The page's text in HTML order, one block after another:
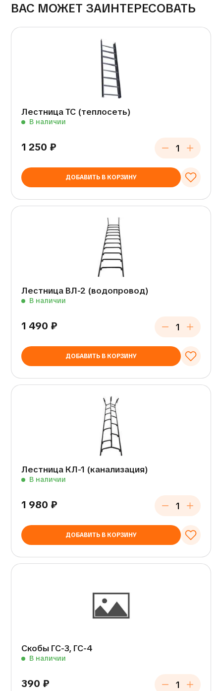
ВАС МОЖЕТ ЗАИНТЕРЕСОВАТЬ
Лестница ТС (теплосеть)
В наличии
1 250 ₽
ДОБАВИТЬ В КОРЗИНУ
Лестница ВЛ-2 (водопровод)
В наличии
1 490 ₽
ДОБАВИТЬ В КОРЗИНУ
Лестница КЛ-1 (канализация)
В наличии
1 980 ₽
ДОБАВИТЬ В КОРЗИНУ
Скобы ГС-3, ГС-4
В наличии
390 ₽